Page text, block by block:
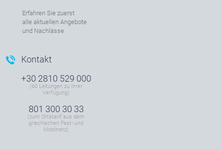
Erfahren Sie zuerst
alle aktuellen Angebote
und Nachlässe
Kontakt
+30 2810 529 000
(60 Leitungen zu Ihrer
Verfügung)
801 300 30 33
(zum Ortstarif aus dem
griechischen Fest- und
Mobilnetz)